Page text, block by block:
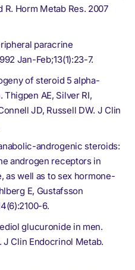
Horm Metab Res. 2007
paracrine
Jan-Feb;13(1):23-7.
of steroid 5 alpha-
AE, Silver RI,
JD, Russell DW. J Clin
androgenic steroids:
androgen receptors in
as well as to sex hormone-
E, Gustafsson
6.
glucuronide in men.
J Clin Endocrinol Metab.